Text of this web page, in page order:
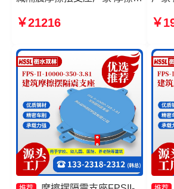
摆隔震支座FPSII-4000-350-
￥21216
摆
座厂
￥